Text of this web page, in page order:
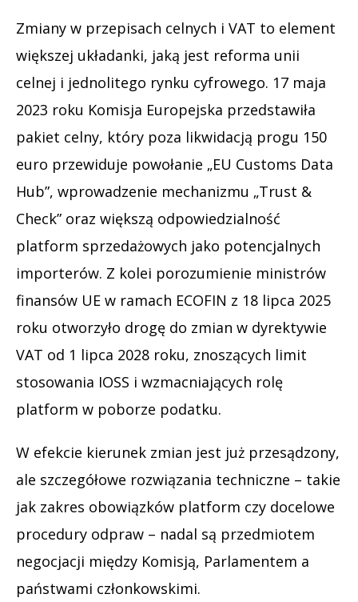
Zmiany w przepisach celnych i VAT to element
większej układanki, jaką jest reforma unii
celnej i jednolitego rynku cyfrowego. 17 maja
2023 roku Komisja Europejska przedstawiła
pakiet celny, który poza likwidacją progu 150
euro przewiduje powołanie „EU Customs Data
Hub”, wprowadzenie mechanizmu „Trust &
Check” oraz większą odpowiedzialność
platform sprzedażowych jako potencjalnych
importerów. Z kolei porozumienie ministrów
finansów UE w ramach ECOFIN z 18 lipca 2025
roku otworzyło drogę do zmian w dyrektywie
VAT od 1 lipca 2028 roku, znoszących limit
stosowania IOSS i wzmacniających rolę
platform w poborze podatku.
W efekcie kierunek zmian jest już przesądzony,
ale szczegółowe rozwiązania techniczne – takie
jak zakres obowiązków platform czy docelowe
procedury odpraw – nadal są przedmiotem
negocjacji między Komisją, Parlamentem a
państwami członkowskimi.